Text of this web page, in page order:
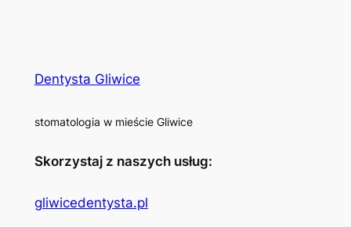
Dentysta Gliwice
stomatologia w mieście Gliwice
Skorzystaj z naszych usług:
gliwicedentysta.pl